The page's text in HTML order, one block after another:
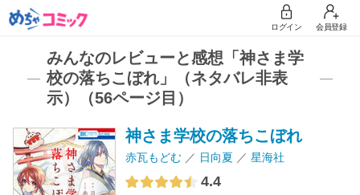
ログイン 会員登録
みんなのレビューと感想「神さま学
校の落ちこぼれ」（ネタバレ非表
示）（56ページ目）
神さま学校の落ちこぼれ
赤瓦もどむ 日向夏 星海社
4.4